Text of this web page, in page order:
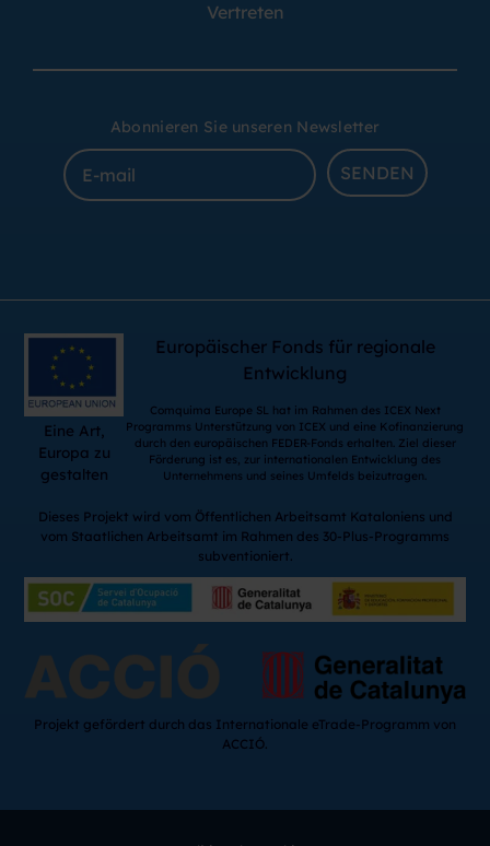
Vertreten
Abonnieren Sie unseren Newsletter
SENDEN
Eine Art,
Europa zu
gestalten
Europäischer Fonds für regionale
Entwicklung
Comquima Europe SL hat im Rahmen des ICEX Next
Programms Unterstützung von ICEX und eine Kofinanzierung
durch den europäischen FEDER-Fonds erhalten. Ziel dieser
Förderung ist es, zur internationalen Entwicklung des
Unternehmens und seines Umfelds beizutragen.
Dieses Projekt wird vom Öffentlichen Arbeitsamt Kataloniens und
vom Staatlichen Arbeitsamt im Rahmen des 30-Plus-Programms
subventioniert.
Projekt gefördert durch das Internationale eTrade-Programm von
ACCIÓ.